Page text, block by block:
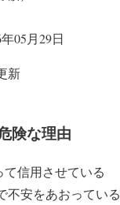
05月29日
新
険な理由
て信用させている
不安をあおっている